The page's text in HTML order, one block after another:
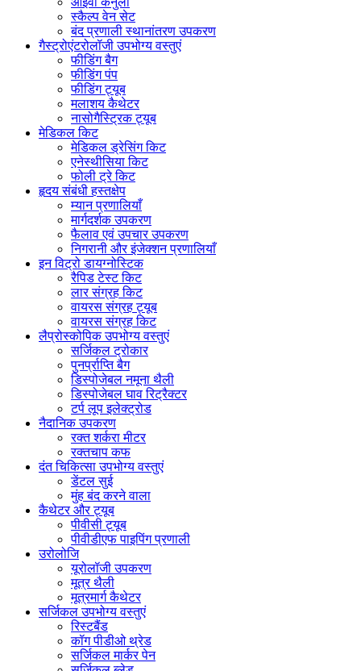
स्कैल्प वेन सेट
बंद प्रणाली स्थानांतरण उपकरण
गैस्ट्रोएंटरोलॉजी उपभोग्य वस्तुएं
फीडिंग बैग
फीडिंग पंप
फीडिंग ट्यूब
मलाशय कैथेटर
नासोगैस्ट्रिक ट्यूब
मेडिकल किट
मेडिकल ड्रेसिंग किट
एनेस्थीसिया किट
फोली ट्रे किट
हृदय संबंधी हस्तक्षेप
म्यान प्रणालियाँ
मार्गदर्शक उपकरण
फैलाव एवं उपचार उपकरण
निगरानी और इंजेक्शन प्रणालियाँ
इन विट्रो डायग्नोस्टिक
रैपिड टेस्ट किट
लार संग्रह किट
वायरस संग्रह ट्यूब
वायरस संग्रह किट
लैप्रोस्कोपिक उपभोग्य वस्तुएं
सर्जिकल ट्रोकार
पुनर्प्राप्ति बैग
डिस्पोजेबल नमूना थैली
डिस्पोजेबल घाव रिट्रैक्टर
टर्प लूप इलेक्ट्रोड
नैदानिक ​​उपकरण
रक्त शर्करा मीटर
रक्तचाप कफ
दंत चिकित्सा उपभोग्य वस्तुएं
डेंटल सुई
मुंह बंद करने वाला
कैथेटर और ट्यूब
पीवीसी ट्यूब
पीवीडीएफ पाइपिंग प्रणाली
उरोलोजि
यूरोलॉजी उपकरण
मूत्र थैली
मूत्रमार्ग कैथेटर
सर्जिकल उपभोग्य वस्तुएं
रिस्टबैंड
कॉग पीडीओ थ्रेड
सर्जिकल मार्कर पेन